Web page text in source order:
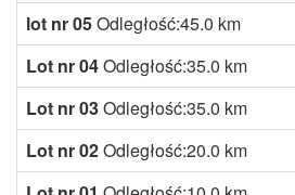
lot nr 05Odległość:45.0 km
Lot nr 04Odległość:35.0 km
Lot nr 03Odległość:35.0 km
Lot nr 02Odległość:20.0 km